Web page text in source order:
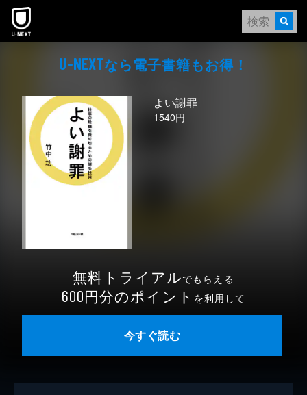
本文へスキップ
U-NEXTなら電⼦書籍もお得！
よい謝罪
1540円
無料トライアルでもらえる
600円分のポイント を利用して
今すぐ読む